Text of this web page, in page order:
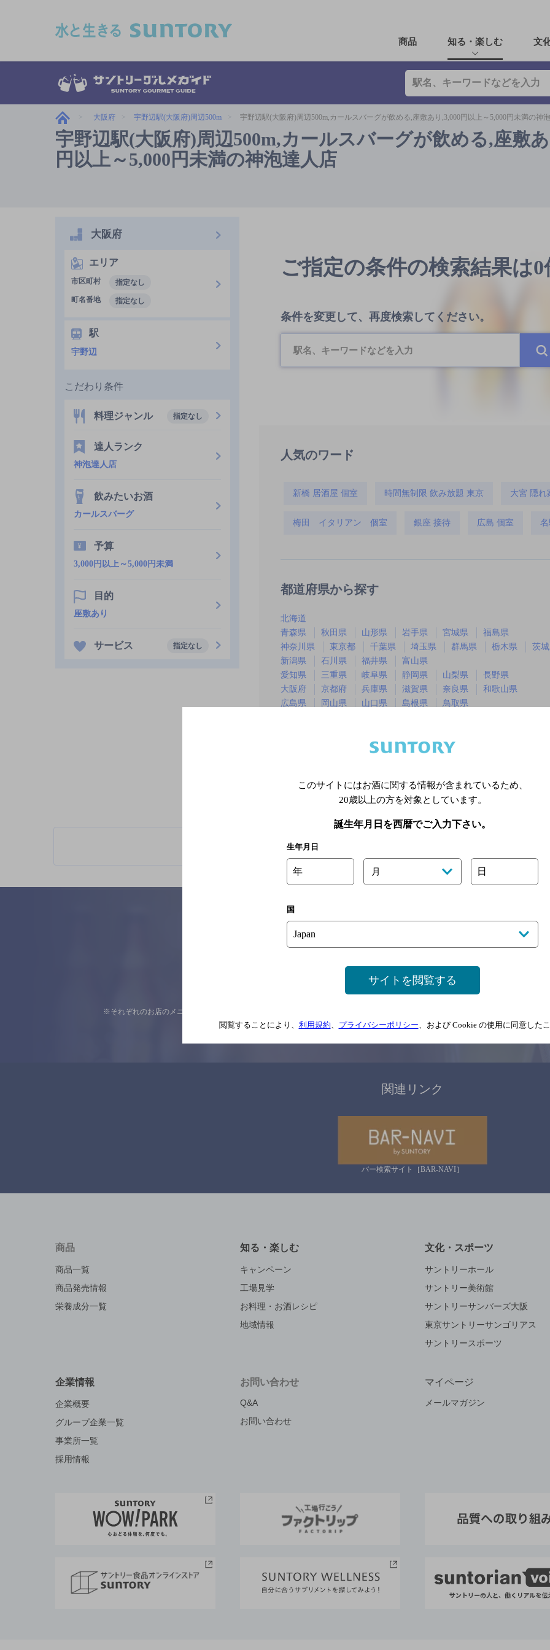
商品 知る・楽しむ 文
大阪府 宇野辺駅(大阪府)周辺500m 宇野辺駅(大阪府)周辺500m,カールスバーグが飲める,座敷あり,3,000円以上～5,000円未満の神
宇野辺駅(大阪府)周辺500m,カールスバーグが飲める,座敷
円以上～5,000円未満の神泡達人店
ご指定の条件の検索結果は0
条件を変更して、再度検索してください。
人気のワード
新橋 居酒屋 個室 時間無制限 飲み放題 東京 大宮 隠れ
梅田 イタリアン 個室 銀座 接待 広島 個室
都道府県から探す
北海道
青森県
秋田県 山形県 岩手県 宮城県
福島県
神奈川県
東京都 千葉県 埼玉県 群馬県 栃木県
茨
新潟県
石川県 福井県
富山県
愛知県
三重県 岐阜県 静岡県 山梨県
長野県
大阪府
京都府 兵庫県 滋賀県 奈良県
和歌山県
広島県
岡山県 山口県 島根県
鳥取県
※店舗によりハイボール取り扱い銘
大阪府
エリア
市区町村
指定なし
町名番地
指定なし
駅
宇野辺
こだわり条件
料理ジャンル 指定なし
達人ランク
神泡達人店
飲みたいお酒
カールスバーグ
予算
3,000円以上～5,000円未満
目的
座敷あり
サービス 指定なし
ご意見・ご感想
※それぞれのお店のメニューや営業時間などの掲載情報については、 念のためお店にご確
関連リンク
バー検索サイト［BAR-NAVI］
商品
商品一覧
商品発売情報
栄養成分一覧
知る・楽しむ
キャンペーン
工場見学
お料理・お酒レシピ
地域情報
文化・スポーツ
サントリーホール
サントリー美術館
サントリーサンバーズ大阪
東京サントリーサンゴリアス
サントリースポーツ
企業情報
企業概要
グループ企業一覧
事業所一覧
採用情報
お問い合わせ
Q&A
お問い合わせ
マイページ
メールマガジン
このサイトにはお酒に関する情報が含まれているため、
20歳以上の方を対象としています。
誕生年月日を西暦でご入力下さい。
生年月日
年 月 日
国
サイトを閲覧する
閲覧することにより、 利用規約、 プライバシーポリシー、および Cookie の使用に同意した